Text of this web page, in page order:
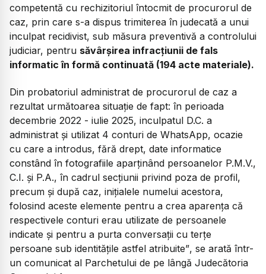
competentă cu rechizitoriul întocmit de procurorul de
caz, prin care s-a dispus trimiterea în judecată a unui
inculpat recidivist, sub măsura preventivă a controlului
judiciar, pentru săvârșirea infracțiunii de fals
informatic în formă continuată (194 acte materiale).
Din probatoriul administrat de procurorul de caz a
rezultat următoarea situație de fapt: în perioada
decembrie 2022 - iulie 2025, inculpatul D.C. a
administrat și utilizat 4 conturi de WhatsApp, ocazie
cu care a introdus, fără drept, date informatice
constând în fotografiile aparținând persoanelor P.M.V.,
C.I. și P.A., în cadrul secțiunii privind poza de profil,
precum și după caz, inițialele numelui acestora,
folosind aceste elemente pentru a crea aparența că
respectivele conturi erau utilizate de persoanele
indicate și pentru a purta conversații cu terțe
persoane sub identitățile astfel atribuite”, se arată într-
un comunicat al Parchetului de pe lângă Judecătoria